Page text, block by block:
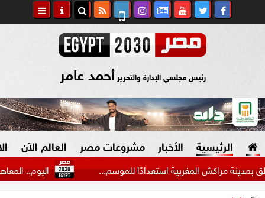
رئيس مجلسي الإدارة والتحرير أحمد عامر
الرئيسية الأخبار مشروعات مصر العالم الآن
اليوم.. المعاهد المغربية استعدادًا للموسم...